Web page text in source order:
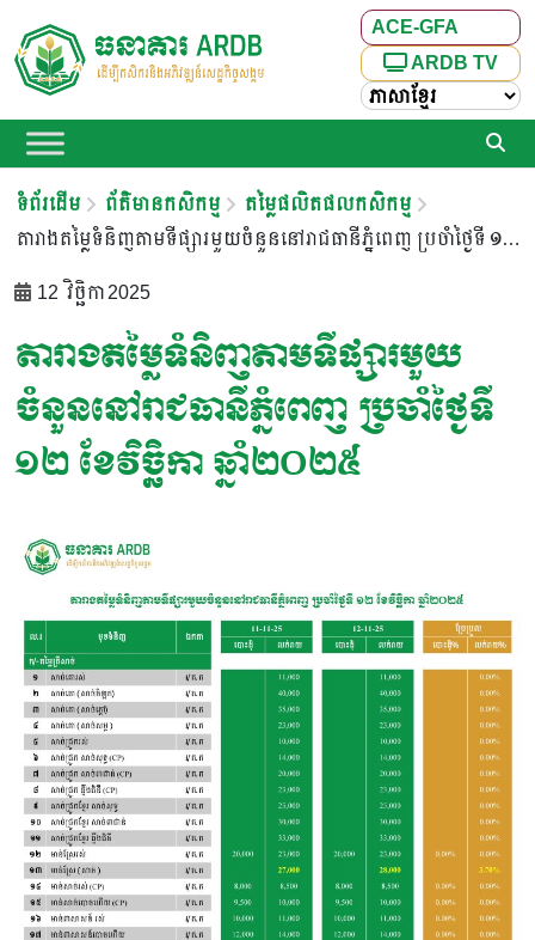
ACE-GFA
ARDB TV
ទំព័រដើម ព័ត៌មានកសិកម្ម
តម្លៃផលិតផលកសិកម្ម
តារាងតម្លៃទំនិញតាមទីផ្សារមួយចំនួននៅរាជធានីភ្នំពេញ ប្រចាំថ្ងៃទី ១២ ខែវិច្ឆិកា ឆ្នាំ២០២៥
12 វិច្ឆិកា 2025
តារាងតម្លៃទំនិញតាមទីផ្សារមួយ
ចំនួននៅរាជធានីភ្នំពេញ ប្រចាំថ្ងៃទី
១២ ខែវិច្ឆិកា ឆ្នាំ២០២៥